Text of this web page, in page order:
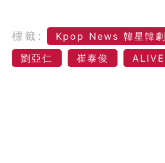
標籤: Kpop News 韓星韓劇
劉亞仁
崔泰俊 ALIVE